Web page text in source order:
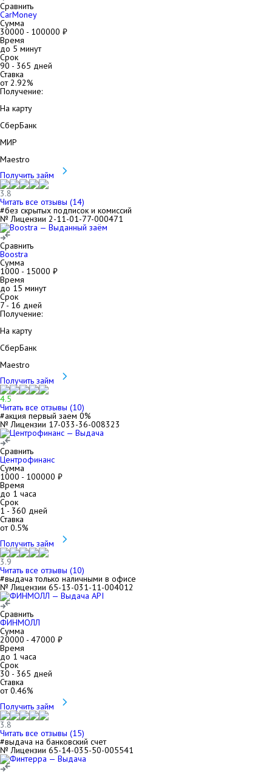
Сравнить
CarMoney
Сумма
30000 - 100000 ₽
Время
до 5 минут
Срок
90 - 365 дней
Ставка
от2.92%
Получение:
На карту
СберБанк
МИР
Maestro
Получить займ
3.8
Читать все отзывы (14)
#без скрытых подписок и комиссий
№ Лицензии 2-11-01-77-000471
Сравнить
Boostra
Сумма
1000 - 15000 ₽
Время
до 15 минут
Срок
7- 16 дней
Получение:
На карту
СберБанк
Maestro
Получить займ
4.5
Читать все отзывы (10)
#акция первый заем 0%
№ Лицензии 17-033-36-008323
Сравнить
Центрофинанс
Сумма
1000 - 100000 ₽
Время
до 1 часа
Срок
1- 360 дней
Ставка
от0.5%
Получить займ
3.9
Читать все отзывы (10)
#выдача только наличными в офисе
№ Лицензии 65-13-031-11-004012
Сравнить
ФИНМОЛЛ
Сумма
20000 - 47000 ₽
Время
до 1 часа
Срок
30 - 365 дней
Ставка
от0.46%
Получить займ
3.8
Читать все отзывы (15)
#выдача на банковский счет
№ Лицензии 65-14-035-50-005541